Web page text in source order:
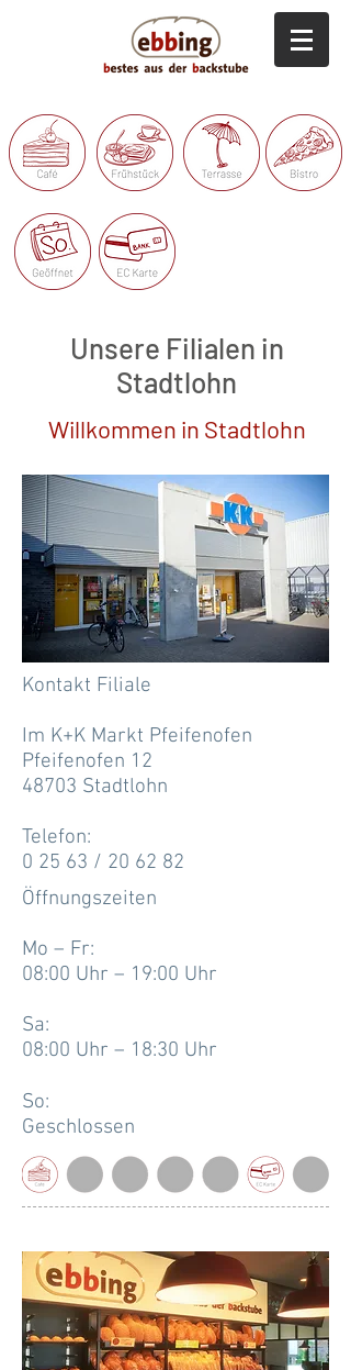
Unsere Filialen in
Stadtlohn
Willkommen in Stadtlohn
Kontakt Filiale
Im K+K Markt Pfeifenofen
Pfeifenofen 12
48703 Stadtlohn
Telefon:
0 25 63 / 20 62 82
Öffnungszeiten
Mo – Fr:
08:00 Uhr – 19:00 Uhr
Sa:
08:00 Uhr – 18:30 Uhr
So:
Geschlossen